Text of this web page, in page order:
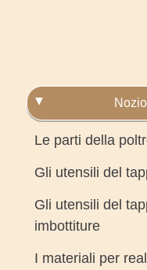
Le parti della
Gli utensili del
Gli utensili del
imbottiture
I materiali per